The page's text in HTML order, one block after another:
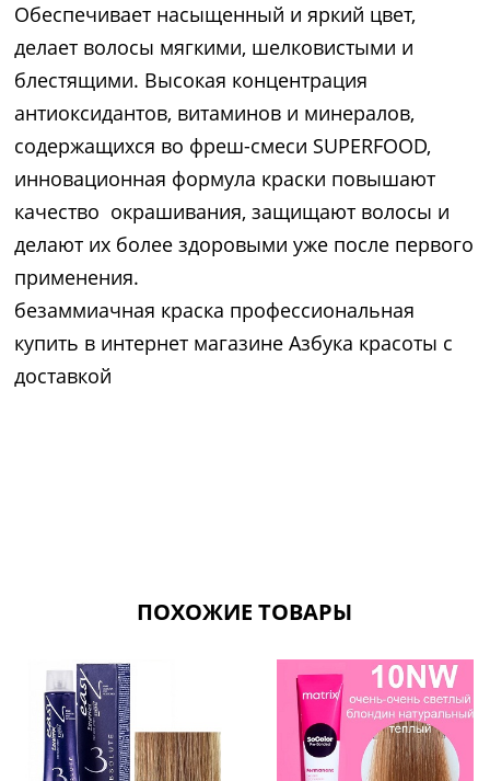
Обеспечивает насыщенный и яркий цвет,
делает волосы мягкими, шелковистыми и
блестящими. Высокая концентрация
антиоксидантов, витаминов и минералов,
содержащихся во фреш-смеси SUPERFOOD,
инновационная формула краски повышают
качество окрашивания, защищают волосы и
делают их более здоровыми уже после первого
применения.
безаммиачная краска профессиональная
купить в интернет магазине Азбука красоты с
доставкой
ПОХОЖИЕ ТОВАРЫ